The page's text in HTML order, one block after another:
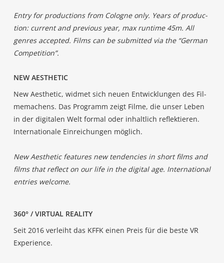
Ent­ry for pro­duc­tions from Colo­gne only. Years of pro­duc­
tion: cur­rent and pre­vious year, max run­time 45m. All
gen­res accept­ed. Films can be sub­mit­ted via the “Ger­man
Competition”.
NEW AES­THE­TIC
New Aes­the­tic, wid­met sich neu­en Ent­wick­lun­gen des Fil­
me­ma­chens. Das Pro­gramm zeigt Fil­me, die unser Leben
in der digi­ta­len Welt for­mal oder inhalt­lich reflek­tie­ren.
Inter­na­tio­na­le Ein­rei­chun­gen möglich.
New Aes­the­tic fea­tures new ten­den­ci­es in short films and
films that reflect on our life in the digi­tal age. Inter­na­tio­nal
ent­ries welcome.
360° / VIR­TU­AL REALITY
Seit 2016 ver­leiht das KFFK einen Preis für die bes­te VR
Experience.